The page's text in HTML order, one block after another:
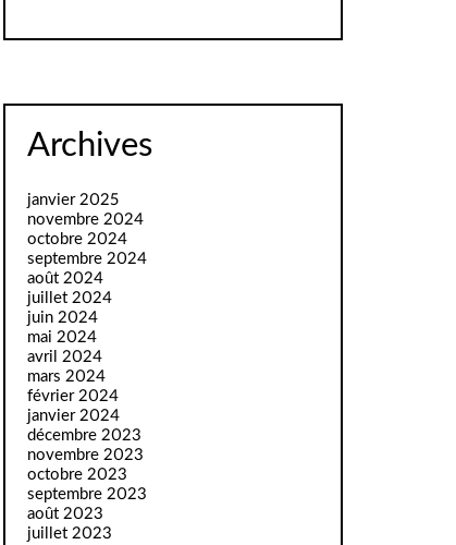
Archives
janvier 2025
novembre 2024
octobre 2024
septembre 2024
août 2024
juillet 2024
juin 2024
mai 2024
avril 2024
mars 2024
février 2024
janvier 2024
décembre 2023
novembre 2023
octobre 2023
septembre 2023
août 2023
juillet 2023